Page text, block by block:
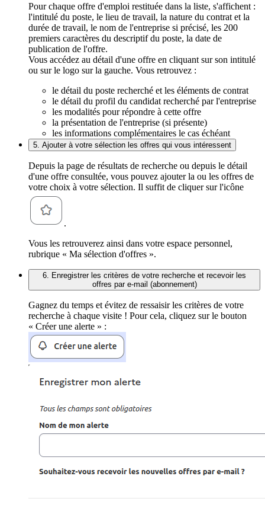
Pour chaque offre d'emploi restituée dans la liste, s'affichent :
l'intitulé du poste, le lieu de travail, la nature du contrat et la
durée de travail, le nom de l'entreprise si précisé, les 200
premiers caractères du descriptif du poste, la date de
publication de l'offre.
Vous accédez au détail d'une offre en cliquant sur son intitulé
ou sur le logo sur la gauche. Vous retrouvez :
le détail du poste recherché et les éléments de contrat
le détail du profil du candidat recherché par l'entreprise
les modalités pour répondre à cette offre
la présentation de l'entreprise (si présente)
les informations complémentaires le cas échéant
5. Ajouter à votre sélection les offres qui vous intéressent
Depuis la page de résultats de recherche ou depuis le détail
d'une offre consultée, vous pouvez ajouter la ou les offres de
votre choix à votre sélection. Il suffit de cliquer sur l'icône
.
Vous les retrouverez ainsi dans votre espace personnel,
rubrique « Ma sélection d'offres ».
6. Enregistrer les critères de votre recherche et recevoir les
offres par e-mail (abonnement)
Gagnez du temps et évitez de ressaisir les critères de votre
recherche à chaque visite ! Pour cela, cliquez sur le bouton
« Créer une alerte » :